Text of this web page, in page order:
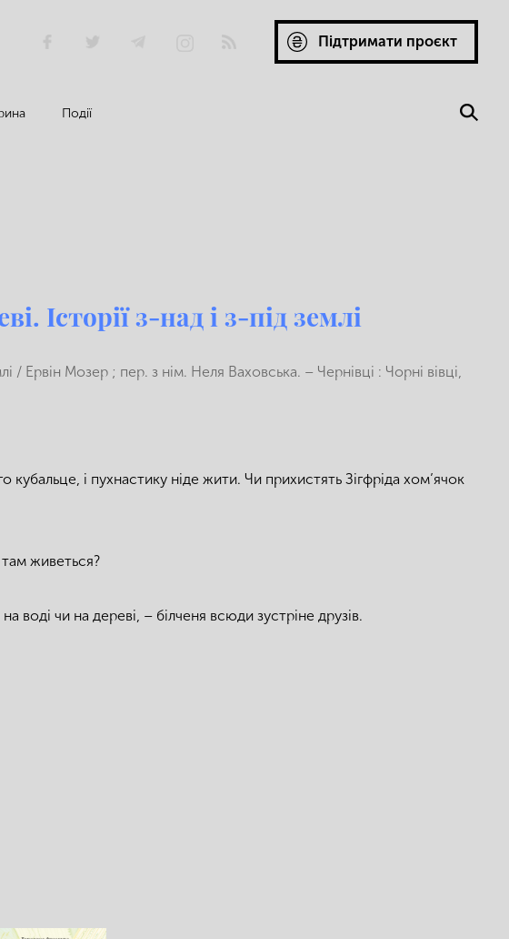
Підтримати проєкт
Події
Історії з-над і з-під землі
/ Ервін Мозер ; пер. з нім. Неля Ваховська. – Чернівці : Чорні вівці,
кубальце, і пухнастику ніде жити. Чи прихистять Зігфріда хом’ячок
живеться?
воді чи на дереві, – білченя всюди зустріне друзів.